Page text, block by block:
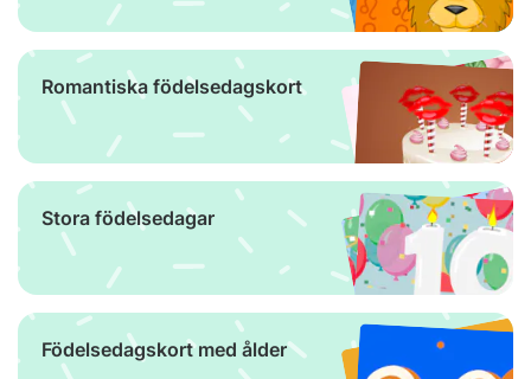
Romantiska födelsedagskort
Stora födelsedagar
Födelsedagskort med ålder